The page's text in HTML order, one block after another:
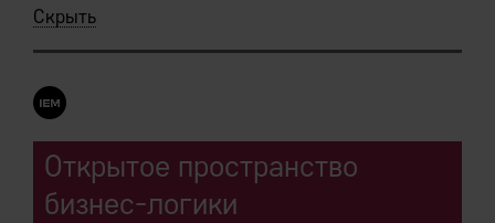
Скрыть
Открытое пространство
бизнес-логики